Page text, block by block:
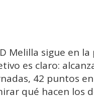
Melilla sigue en la
es claro:
42 puntos
qué hacen los